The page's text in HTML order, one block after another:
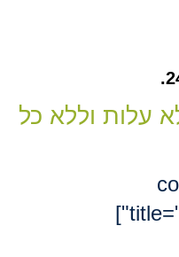
עלות וללא כל